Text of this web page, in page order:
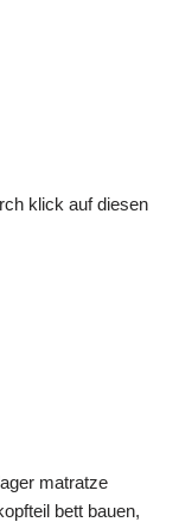
klick auf diesen
matratze
bett bauen,